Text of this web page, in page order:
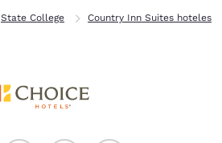
State College Country Inn Suites hoteles